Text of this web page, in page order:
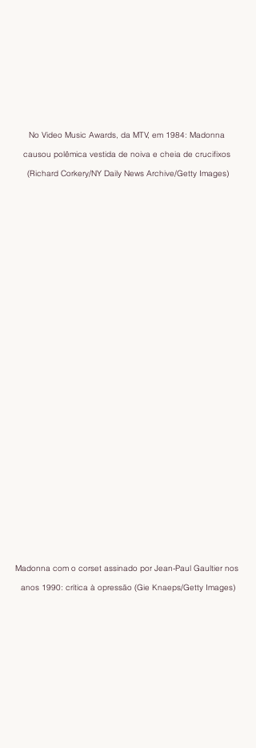
No Video Music Awards, da MTV, em 1984: Madonna
causou polêmica vestida de noiva e cheia de crucifixos
(Richard Corkery/NY Daily News Archive/Getty Images)
Madonna com o corset assinado por Jean-Paul Gaultier nos
anos 1990: crítica à opressão (Gie Knaeps/Getty Images)